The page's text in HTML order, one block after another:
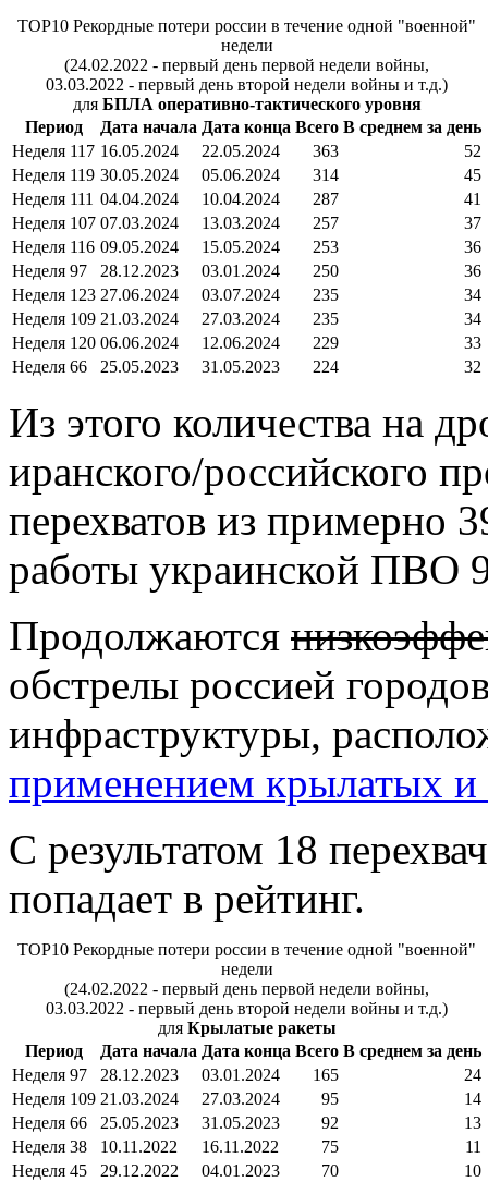
TOP10 Рекордные потери россии в течение одной "военной"
недели
(24.02.2022 - первый день первой недели войны,
03.03.2022 - первый день второй недели войны и т.д.)
для БПЛА оперативно-тактического уровня
Период
Дата начала Дата конца Всего В среднем за день
Неделя 117 16.05.2024 22.05.2024 363
52
Неделя 119 30.05.2024 05.06.2024 314
45
Неделя 111 04.04.2024 10.04.2024 287
41
Неделя 107 07.03.2024 13.03.2024 257
37
Неделя 116 09.05.2024 15.05.2024 253
36
Неделя 97
28.12.2023 03.01.2024 250
36
Неделя 123 27.06.2024 03.07.2024 235
34
Неделя 109 21.03.2024 27.03.2024 235
34
Неделя 120 06.06.2024 12.06.2024 229
33
Неделя 66
25.05.2023 31.05.2023 224 32
Из этого количества на
иранского/российского
перехватов из примерно
работы украинской ПВО
Продолжаются
обстрелы россией
инфраструктуры,
применением крылатых и
С результатом 18
попадает в рейтинг.
TOP10 Рекордные потери россии в течение одной "военной"
недели
(24.02.2022 - первый день первой недели войны,
03.03.2022 - первый день второй недели войны и т.д.)
для Крылатые ракеты
Период
Дата начала Дата конца Всего В среднем за день
Неделя 97
28.12.2023 03.01.2024 165
24
Неделя 109 21.03.2024 27.03.2024 95
14
Неделя 66
25.05.2023 31.05.2023 92
13
Неделя 38
10.11.2022 16.11.2022 75
11
Неделя 45
29.12.2022 04.01.2023 70
10